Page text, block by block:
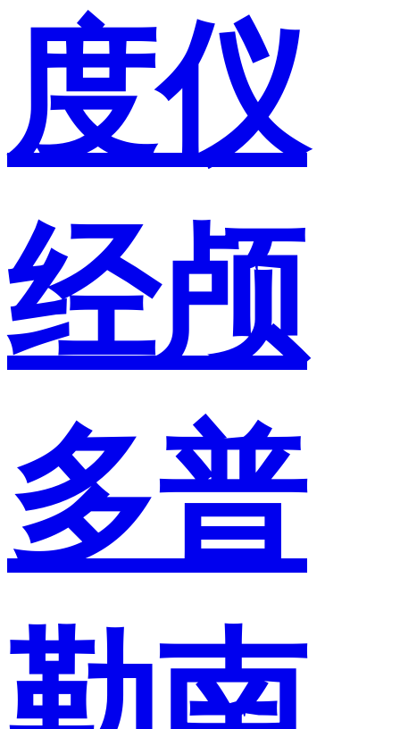
度仪
经颅
多普